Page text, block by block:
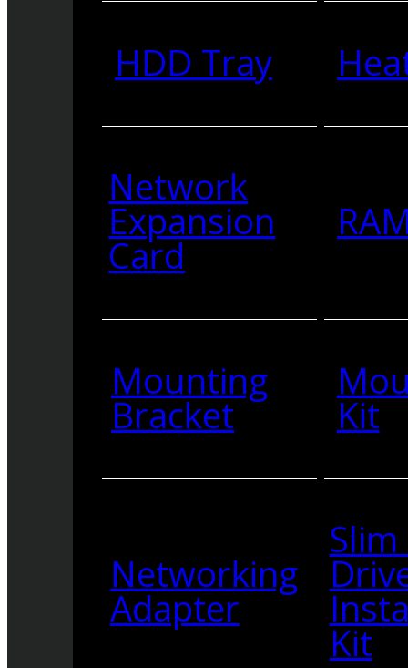
HDD Tray
Network
Expansion
Card
Mounting
Bracket Kit
Networking
Adapter
Kit